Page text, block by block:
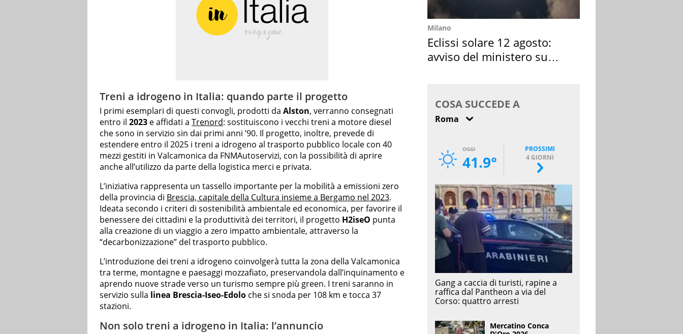
Treni a idrogeno in Italia: quando parte il progetto
I primi esemplari di questi convogli, prodotti da Alston, verranno consegnati
entro il 2023 e affidati a Trenord: sostituiscono i vecchi treni a motore diesel
che sono in servizio sin dai primi anni ’90. Il progetto, inoltre, prevede di
estendere entro il 2025 i treni a idrogeno al trasporto pubblico locale con 40
mezzi gestiti in Valcamonica da FNMAutoservizi, con la possibilità di aprire
anche all’utilizzo da parte della logistica merci e privata.
L’iniziativa rappresenta un tassello importante per la mobilità a emissioni zero
della provincia di Brescia, capitale della Cultura insieme a Bergamo nel 2023.
Ideata secondo i criteri di sostenibilità ambientale ed economica, per favorire il
benessere dei cittadini e la produttività dei territori, il progetto H2iseO punta
alla creazione di un viaggio a zero impatto ambientale, attraverso la
“decarbonizzazione” del trasporto pubblico.
L’introduzione dei treni a idrogeno coinvolgerà tutta la zona della Valcamonica
tra terme, montagne e paesaggi mozzafiato, preservandola dall’inquinamento e
aprendo nuove strade verso un turismo sempre più green. I treni saranno in
servizio sulla linea Brescia-Iseo-Edolo che si snoda per 108 km e tocca 37
stazioni.
Non solo treni a idrogeno in Italia: l’annuncio
Milano
Eclissi solare 12 agosto:
avviso del ministero su